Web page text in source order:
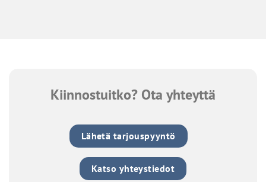
Kiinnostuitko? Ota yhteyttä
Lähetä tarjouspyyntö
Katso yhteystiedot